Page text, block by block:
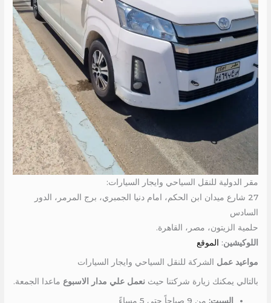
مقر الدولية للنقل السياحي وايجار السيارات:
27 شارع ميدان ابن الحكم، امام دنيا الجمبري، برج المرمر، الدور
السادس
حلمية الزيتون، مصر، القاهرة.
اللوكيشين: الموقع
مواعيد عمل الشركة للنقل السياحي وايجار السيارات
بالتالي يمكنك زيارة شركتنا حيثنعمل علي مدار الاسبوع ماعدا الجمعة.
السبت: من 9 صباحاً حتي 5 مساءً